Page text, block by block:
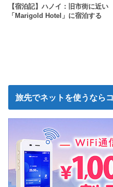
【宿泊記】ハノイ：旧市街に近い
「Marigold Hotel」に宿泊する
旅先でネットを使うなら